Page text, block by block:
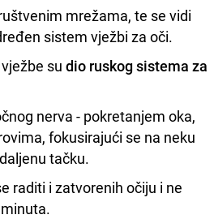
mrežama, te se vidi
sistem vježbi za oči.
su dio ruskog sistema za
nerva - pokretanjem oka,
fokusirajući se na neku
tačku.
raditi i zatvorenih očiju i ne